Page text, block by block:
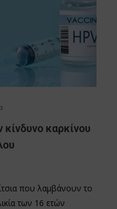
καρκίνου
που λαμβάνουν το
των 16 ετών